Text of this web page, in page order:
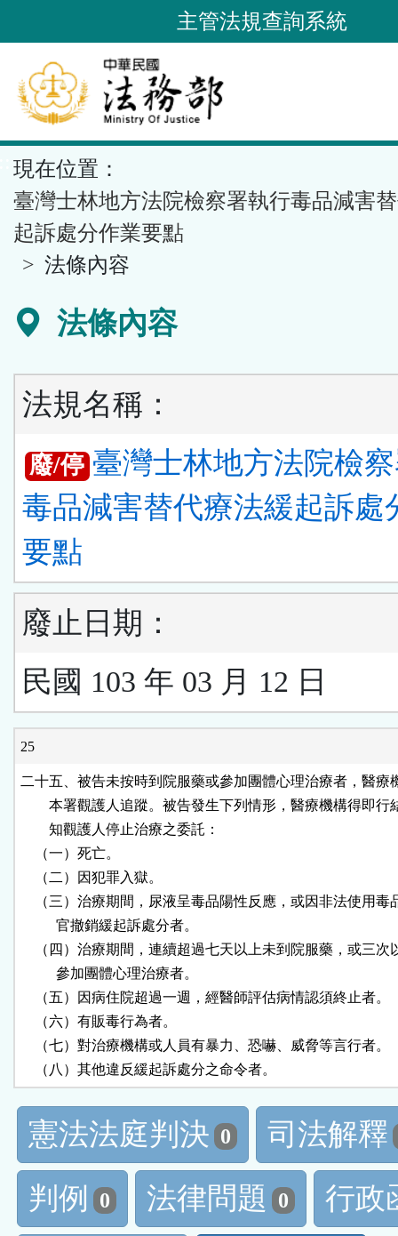
到
要
內
容
區
塊
主管法規查詢系統
現在位置：
臺灣士林地方法院檢察署執行毒品減害
起訴處分作業要點
法條內容
法條內容
法規名稱：
廢/停 臺灣士林地方法院檢
毒品減害替代療法緩起訴處
要點
廢止日期：
民國 103 年 03 月 12 日
25
二十五、被告未按時到院服藥或參加團體心理治療者，醫療
本署觀護人追蹤。被告發生下列情形，醫療機構得即行
        知觀護人停止治療之委託：
    （一）死亡。
    （二）因犯罪入獄。
（三）治療期間，尿液呈毒品陽性反應，或因非法使用毒
          官撤銷緩起訴處分者。
（四）治療期間，連續超過七天以上未到院服藥，或三次
          參加團體心理治療者。
    （五）因病住院超過一週，經醫師評估病情認須終止者。
    （六）有販毒行為者。
    （七）對治療機構或人員有暴力、恐嚇、威脅等言行者。
    （八）其他違反緩起訴處分之命令者。
憲法法庭判決 0
司法解釋
判例
0 法律問題 0
行政